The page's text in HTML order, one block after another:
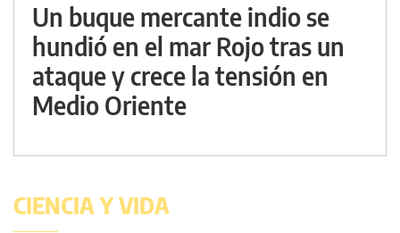
Un buque mercante indio se
hundió en el mar Rojo tras un
ataque y crece la tensión en
Medio Oriente
CIENCIA Y VIDA